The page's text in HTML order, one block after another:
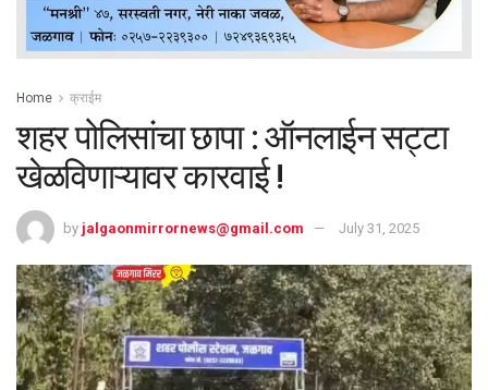
Home क्राईम
शहर पोलिसांचा छापा : ऑनलाईन सट्टा
खेळविणाऱ्यावर कारवाई !
by jalgaonmirrornews@gmail.com July 31, 2025